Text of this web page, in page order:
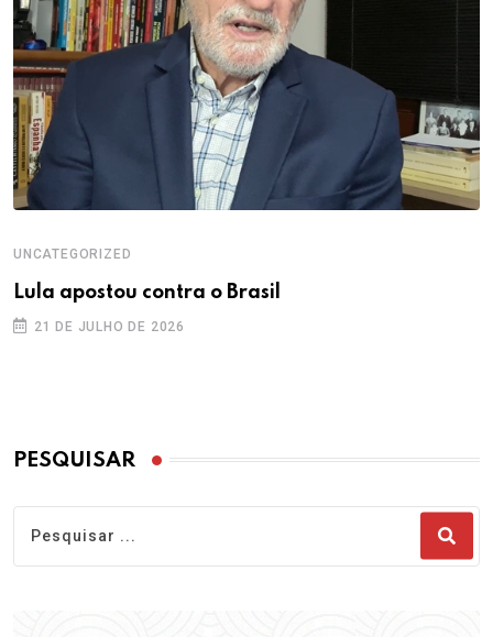
UNCATEGORIZED
Lula apostou contra o Brasil
21 DE JULHO DE 2026
PESQUISAR